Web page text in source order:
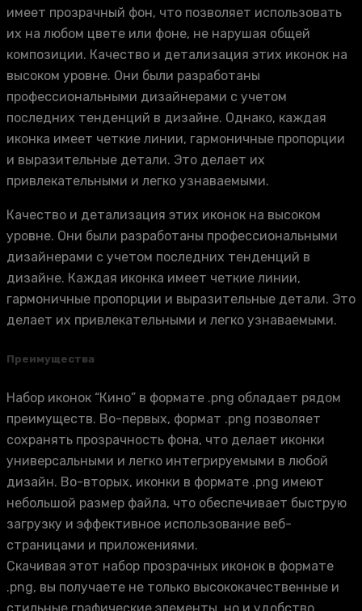
имеет прозрачный фон, что позволяет использовать
их на любом цвете или фоне, не нарушая общей
композиции. Качество и детализация этих иконок на
высоком уровне. Они были разработаны
профессиональными дизайнерами с учетом
последних тенденций в дизайне. Однако, каждая
иконка имеет четкие линии, гармоничные пропорции
и выразительные детали. Это делает их
привлекательными и легко узнаваемыми.
Качество и детализация этих иконок на высоком
уровне. Они были разработаны профессиональными
дизайнерами с учетом последних тенденций в
дизайне. Каждая иконка имеет четкие линии,
гармоничные пропорции и выразительные детали. Это
делает их привлекательными и легко узнаваемыми.
Преимущества
Набор иконок “Кино” в формате .png обладает рядом
преимуществ. Во-первых, формат .png позволяет
сохранять прозрачность фона, что делает иконки
универсальными и легко интегрируемыми в любой
дизайн. Во-вторых, иконки в формате .png имеют
небольшой размер файла, что обеспечивает быструю
загрузку и эффективное использование веб-
страницами и приложениями.
Скачивая этот набор прозрачных иконок в формате
.png, вы получаете не только высококачественные и